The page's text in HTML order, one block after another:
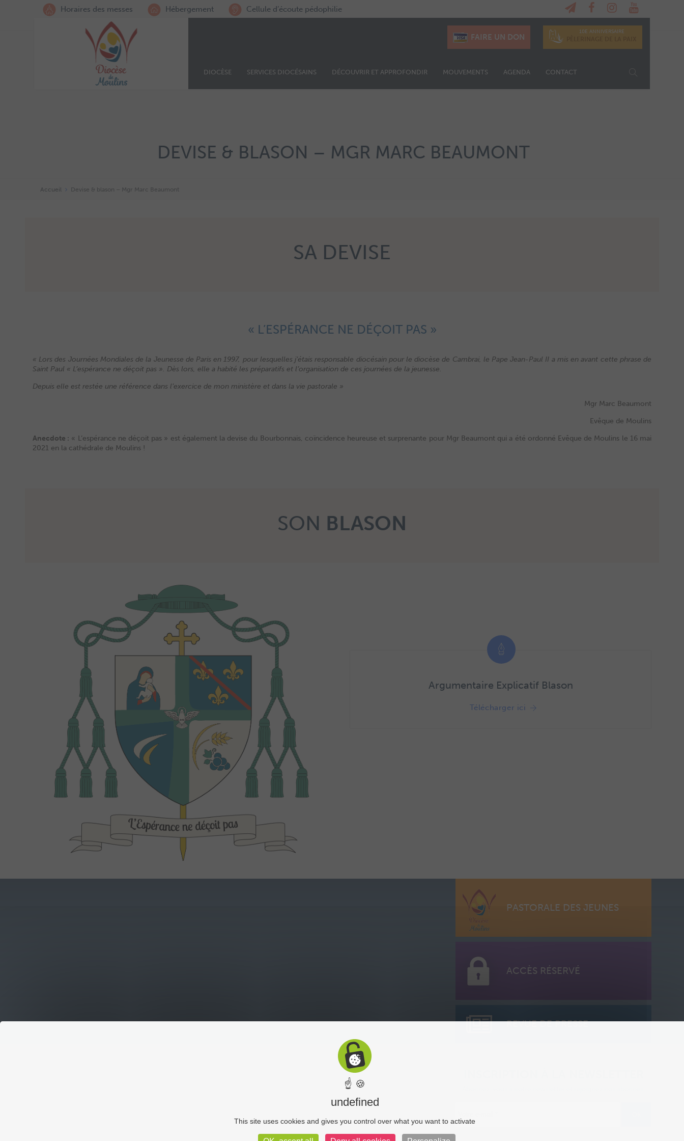
Horaires des messes Hébergement Cellule d’écoute pédophilie
FAIRE UN DON
10E ANNIVERSAIRE
DIOCÈSE SERVICES DIOCÉSAINS DÉCOUVRIR ET APPROFONDIR MOUVEMENTS AGENDA CONTACT
DEVISE & BLASON – MGR MARC BEAUMONT
Accueil Devise & blason – Mgr Marc Beaumont
SA DEVISE
« L’ESPÉRANCE NE DÉÇOIT PAS »
« Lors des Journées Mondiales de la Jeunesse de Paris en 1997, pour lesquelles j’étais responsable diocésain pour le diocèse de Cambrai, le Pape Jean-Paul II a mis en avant cette phrase de
Saint Paul « L’espérance ne déçoit pas ». Dès lors, elle a habité les préparatifs et l’organisation de ces journées de la jeunesse.
Depuis elle est restée une référence dans l’exercice de mon ministère et dans la vie pastorale »
Mgr Marc Beaumont
Evêque de Moulins
Anecdote : « L’espérance ne déçoit pas » est également la devise du Bourbonnais, coïncidence heureuse et surprenante pour Mgr Beaumont qui a été ordonné Evêque de Moulins le 16 mai
2021 en la cathédrale de Moulins !
SON BLASON
Argumentaire Explicatif Blason
Télécharger ici
PASTORALE DES JEUNES
ACCÈS RÉSERVÉ
REVUE DE PRESSE
☝ 🍪
undefined
This site uses cookies and gives you control over what you want to activate